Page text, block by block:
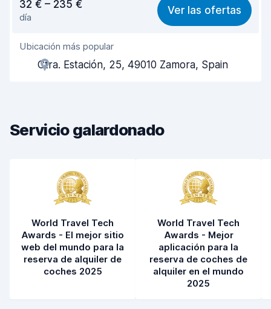
Fácil de encontrar 8,3
Amabilidad del agente
Rapidez en la recogida
Limpieza del vehículo
32 € – 235 €
día
Ver las ofertas
Ubicación más popular
Ctra. Estación, 25, 49010 Zamora, Spain
Servicio galardonado
World Travel Tech
Awards - El mejor sitio
web del mundo para la
reserva de alquiler de
coches 2025
World Travel Tech
Awards - Mejor
aplicación para la
reserva de coches de
alquiler en el mundo
2025